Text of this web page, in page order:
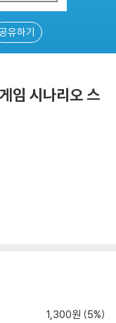
유하기
임 시나리오 스
1,300원 (5%)